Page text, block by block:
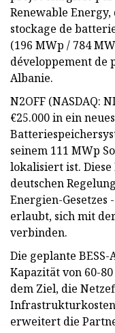
Renewable
stockage de
(196 MWp / 784
développement de
Albanie.
N2OFF (NASDAQ:
€25.000 in ein
seinem 111 MWp
lokalisiert ist.
deutschen
Energien-Gesetzes
erlaubt, sich mit
verbinden.
Die geplante
Kapazität von 60-
dem Ziel, die
Infrastrukturkosten
erweitert die